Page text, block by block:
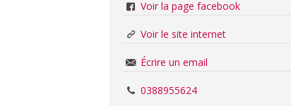
Voir la page facebook
Voir le site internet
Écrire un email
0388955624